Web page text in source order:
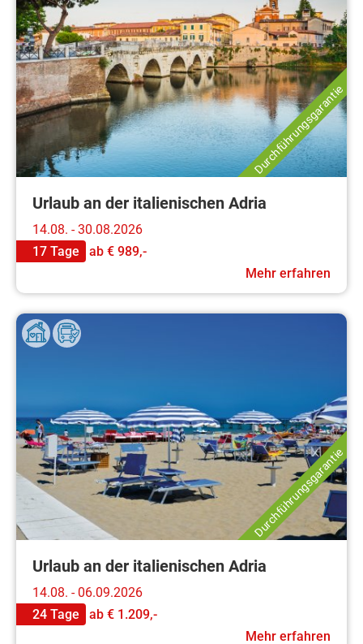
Durchführungsgarantie
Urlaub an der italienischen Adria
14.08. - 30.08.2026
17 Tage
ab € 989,-
Mehr erfahren
Durchführungsgarantie
Urlaub an der italienischen Adria
14.08. - 06.09.2026
24 Tage
ab € 1.209,-
Mehr erfahren